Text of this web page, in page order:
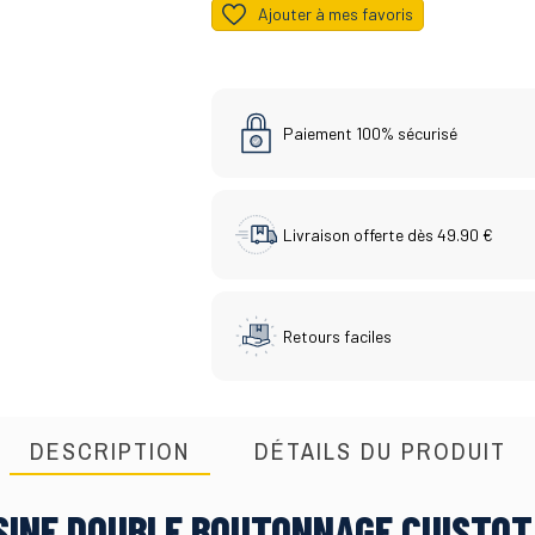
Ajouter à mes favoris
Paiement 100% sécurisé
Livraison offerte dès 49.90 €
Retours faciles
DESCRIPTION DÉTAILS DU PRODUIT